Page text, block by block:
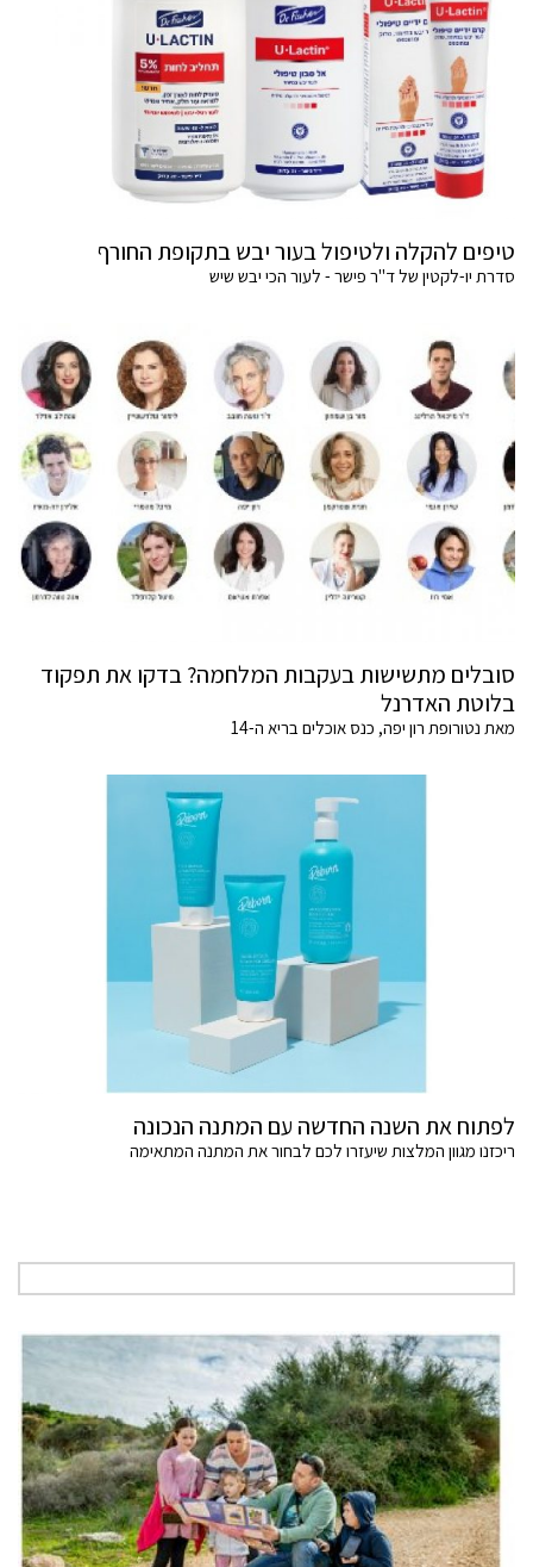
טיפים להקלה ולטיפול בעור יבש בתקופת החורף
סדרת יו-לקטין של ד"ר פישר - לעור הכי יבש שיש
סובלים מתשישות בעקבות המלחמה? בדקו את תפקוד
בלוטת האדרנל
מאת נטורופת רון יפה, כנס אוכלים בריא ה-14
לפתוח את השנה החדשה עם המתנה הנכונה
ריכזנו מגוון המלצות שיעזרו לכם לבחור את המתנה המתאימה